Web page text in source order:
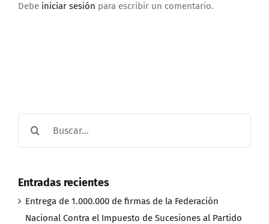
Debe iniciar sesión para escribir un comentario.
Entradas recientes
Entrega de 1.000.000 de firmas de la Federación
Nacional Contra el Impuesto de Sucesiones al Partido